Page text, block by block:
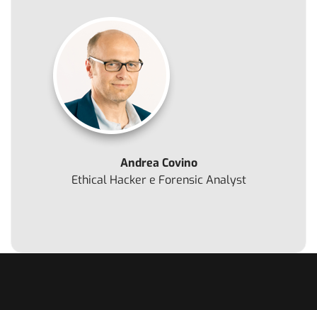
Andrea Covino
Ethical Hacker e Forensic Analyst